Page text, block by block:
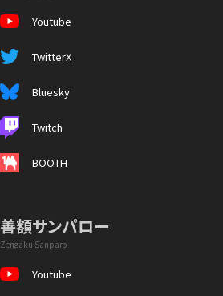
Youtube
TwitterX
Bluesky
Twitch
BOOTH
善額サンパロー
Zengaku Sanparo
Youtube